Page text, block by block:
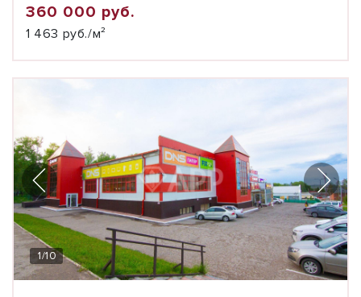
360 000 руб.
1 463 руб./м²
1/10